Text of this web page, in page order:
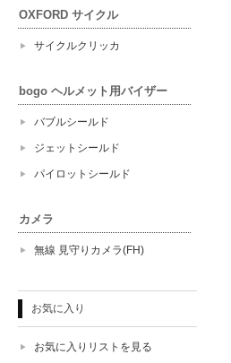
OXFORD サイクル
サイクルクリッカ
bogo ヘルメット用バイザー
バブルシールド
ジェットシールド
パイロットシールド
カメラ
無線 見守りカメラ(FH)
お気に入り
お気に入りリストを見る